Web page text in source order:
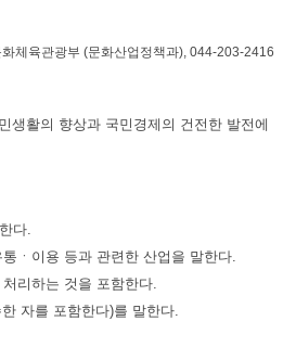
화체육관광부 (문화산업정책과), 044-203-2416
생활의 향상과 국민경제의 건전한 발전에
다.
ㆍ이용 등과 관련한 산업을 말한다.
리하는 것을 포함한다.
자를 포함한다)를 말한다.